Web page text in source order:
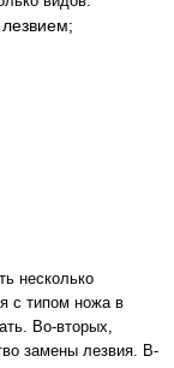
несколько
с типом ножа в
Во-вторых,
замены лезвия. В-